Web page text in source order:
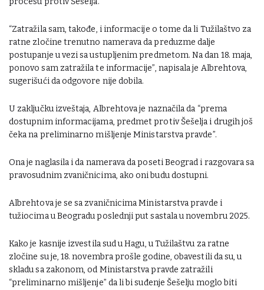
“Zatražila sam, takođe, i informacije o tome da li Tužilaštvo za
ratne zločine trenutno namerava da preduzme dalje
postupanje u vezi sa ustupljenim predmetom. Na dan 18. maja,
ponovo sam zatražila te informacije”, napisala je Albrehtova,
sugerišući da odgovore nije dobila.
U zaključku izveštaja, Albrehtova je naznačila da “prema
dostupnim informacijama, predmet protiv Šešelja i drugih još
čeka na preliminarno mišljenje Ministarstva pravde”.
Ona je naglasila i da namerava da poseti Beograd i razgovara sa
pravosudnim zvaničnicima, ako oni budu dostupni.
Albrehtova je se sa zvaničnicima Ministarstva pravde i
tužiocima u Beogradu poslednji put sastala u novembru 2025.
Kako je kasnije izvestila sud u Hagu, u Tužilaštvu za ratne
zločine su je, 18. novembra prošle godine, obavestili da su, u
skladu sa zakonom, od Ministarstva pravde zatražili
“preliminarno mišljenje” da li bi suđenje Šešelju moglo biti